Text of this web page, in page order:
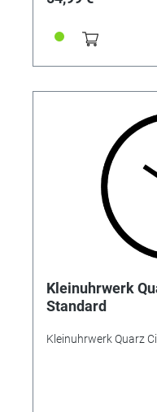
Kleinuhrwerk
Standard
Kleinuhrwerk Quarz